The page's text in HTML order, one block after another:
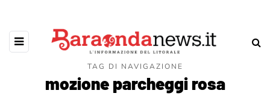
TAG DI NAVIGAZIONE
mozione parcheggi rosa